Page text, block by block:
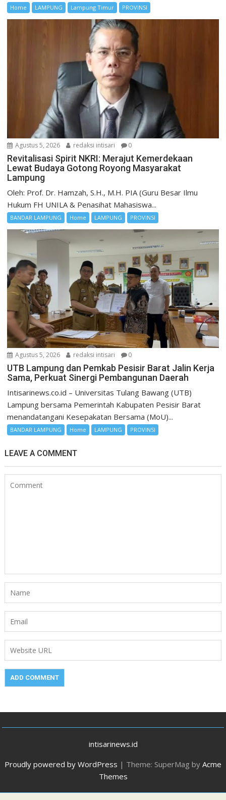
Home LAMPUNG Lampung Timur PROVINSI
Agustus 5, 2026 redaksi intisari 0
Revitalisasi Spirit NKRI: Merajut Kemerdekaan
Lewat Budaya Gotong Royong Masyarakat
Lampung
Oleh: Prof. Dr. Hamzah, S.H., M.H. PIA (Guru Besar Ilmu
Hukum FH UNILA & Penasihat Mahasiswa...
BANDAR LAMPUNG Home LAMPUNG PROVINSI
Agustus 5, 2026 redaksi intisari 0
UTB Lampung dan Pemkab Pesisir Barat Jalin Kerja
Sama, Perkuat Sinergi Pembangunan Daerah
Intisarinews.co.id – Universitas Tulang Bawang (UTB)
Lampung bersama Pemerintah Kabupaten Pesisir Barat
menandatangani Kesepakatan Bersama (MoU)...
BANDAR LAMPUNG Home LAMPUNG PROVINSI
LEAVE A COMMENT
intisarinews.id
Proudly powered by WordPress | Theme: SuperMag by Acme
Themes